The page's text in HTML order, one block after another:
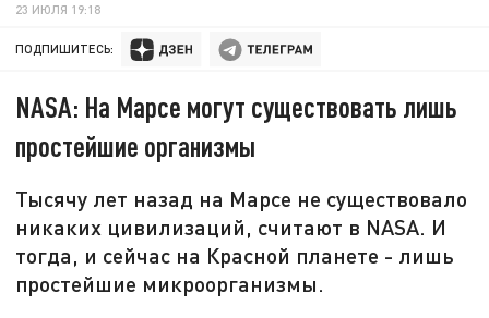
23 ИЮЛЯ 19:18
ПОДПИШИТЕСЬ:
NASA: На Марсе могут существовать лишь
простейшие организмы
Тысячу лет назад на Марсе не существовало
никаких цивилизаций, считают в NASA. И
тогда, и сейчас на Красной планете - лишь
простейшие микроорганизмы.